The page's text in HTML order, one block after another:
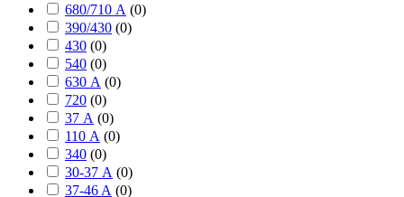
680/710 А (0)
390/430 (0)
430 (0)
540 (0)
630 А (0)
720 (0)
37 А (0)
110 А (0)
340 (0)
30-37 А (0)
37-46 A (0)